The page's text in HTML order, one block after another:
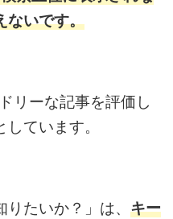
ないです。
リーな記事を評価し
ています。
たいか？」は、 キー